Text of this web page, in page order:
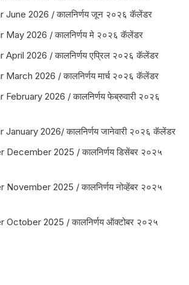
June 2026 / कालनिर्णय जून २०२६ कॅलेंडर
May 2026 / कालनिर्णय मे २०२६ कॅलेंडर
April 2026 / कालनिर्णय एप्रिल २०२६ कॅलेंडर
March 2026 / कालनिर्णय मार्च २०२६ कॅलेंडर
2026 / कालनिर्णय फेब्रुवारी २०२६
2026/ कालनिर्णय जानेवारी २०२६ कॅलेंडर
December 2025 / कालनिर्णय डिसेंबर २०२५
2025 / कालनिर्णय नोव्हेंबर २०२५
October 2025 / कालनिर्णय ऑक्टोबर २०२५